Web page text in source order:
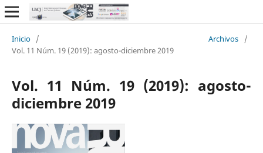
Inicio / Archivos
/
Vol. 11 Núm. 19 (2019): agosto-diciembre 2019
Vol. 11 Núm. 19 (2019): agosto-
diciembre 2019